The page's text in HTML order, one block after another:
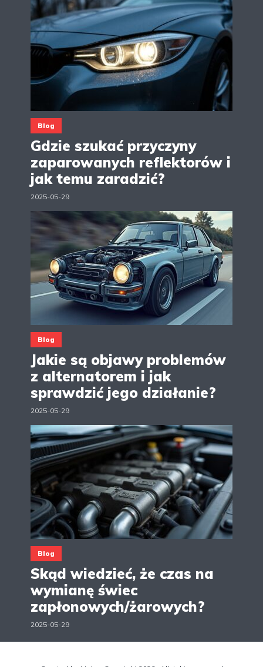
Blog
Gdzie szukać przyczyny
zaparowanych reflektorów i
jak temu zaradzić?
2025-05-29
Blog
Jakie są objawy problemów
z alternatorem i jak
sprawdzić jego działanie?
2025-05-29
Blog
Skąd wiedzieć, że czas na
wymianę świec
zapłonowych/żarowych?
2025-05-29